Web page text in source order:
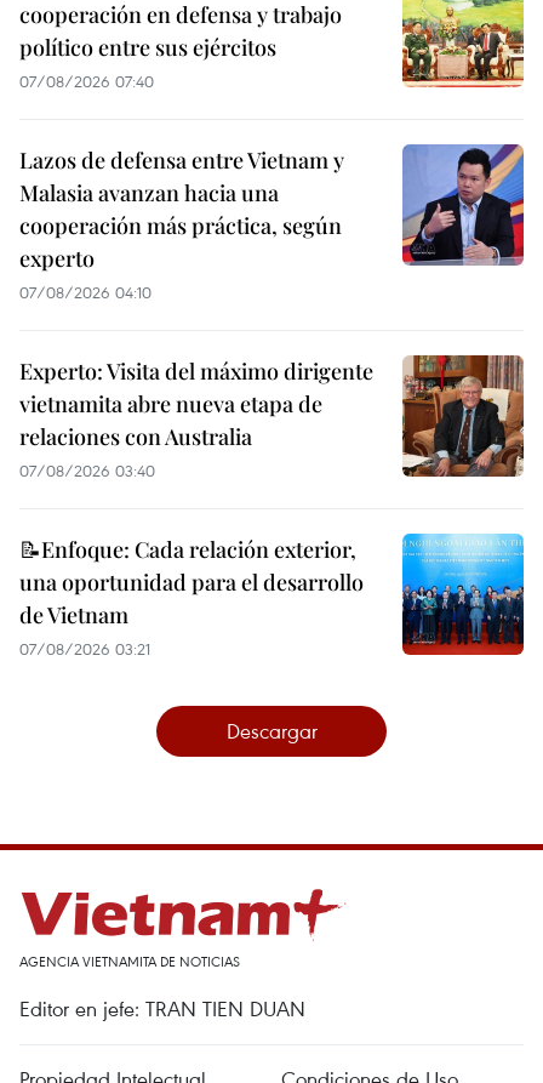
cooperación en defensa y trabajo
político entre sus ejércitos
07/08/2026 07:40
Lazos de defensa entre Vietnam y
Malasia avanzan hacia una
cooperación más práctica, según
experto
07/08/2026 04:10
Experto: Visita del máximo dirigente
vietnamita abre nueva etapa de
relaciones con Australia
07/08/2026 03:40
📝Enfoque: Cada relación exterior,
una oportunidad para el desarrollo
de Vietnam
07/08/2026 03:21
Descargar
AGENCIA VIETNAMITA DE NOTICIAS
Editor en jefe: TRAN TIEN DUAN